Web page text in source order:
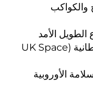
والكواكب
الأمد
·محتوى تعليمي طوّرته وكالة الفضاء البريطانية (UK Space
الأوروبية